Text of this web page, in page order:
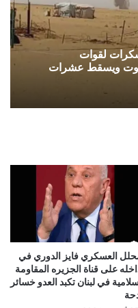
لقوات
ويسقط عشرات
العسكري فايز الدوري في
على قناة الجزيره المقاومة
في لبنان تكبد العدو خسائر